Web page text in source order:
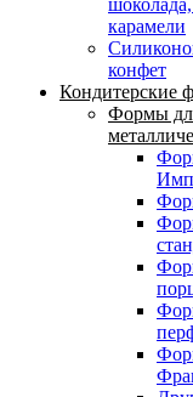
карамели
конфет
Кондитерские
Формы